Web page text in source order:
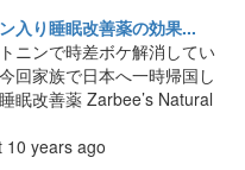
入り睡眠改善薬の効果...
ニンで時差ボケ解消してい
回家族で日本へ一時帰国し
眠改善薬 Zarbee’s Natural
years ago